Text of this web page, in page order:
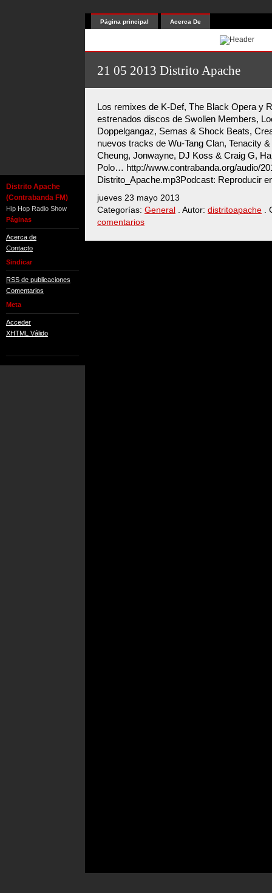
Distrito Apache
(Contrabanda FM)
Hip Hop Radio Show
Páginas
Acerca de
Contacto
Sindicar
RSS de publicaciones
Comentarios
Meta
Acceder
XHTML Válido
Página principal Acerca De
21 05 2013 Distrito Apache
Los remixes de K-Def, The Black Opera y
estrenados discos de Swollen Members,
Doppelgangaz, Semas & Shock Beats,
nuevos tracks de Wu-Tang Clan, Tenacity
Cheung, Jonwayne, DJ Koss & Craig G,
Polo… http://www.contrabanda.org/audio/
Distrito_Apache.mp3Podcast: Reproducir
jueves 23 mayo 2013
Categorías: General . Autor: distritoapache .
comentarios